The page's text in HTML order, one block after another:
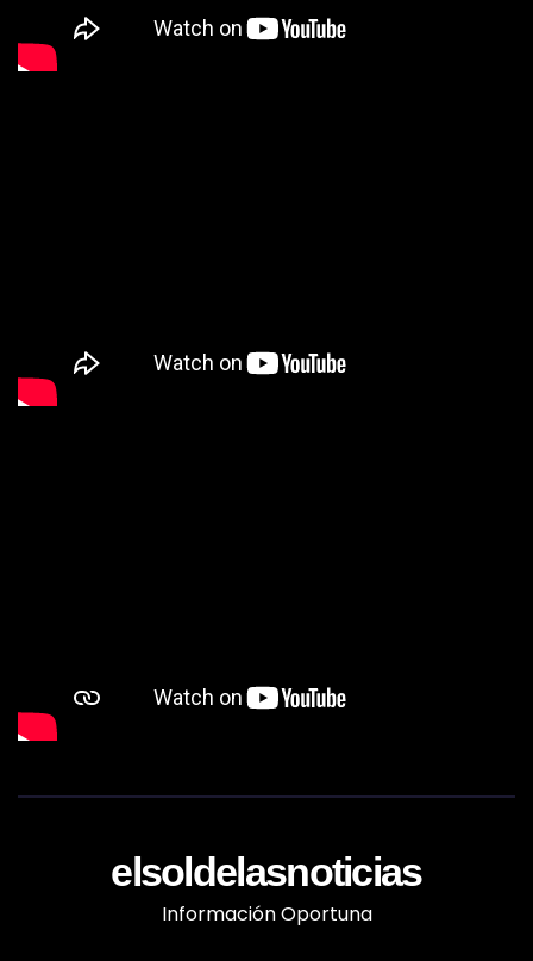
elsoldelasnoticias
Información Oportuna